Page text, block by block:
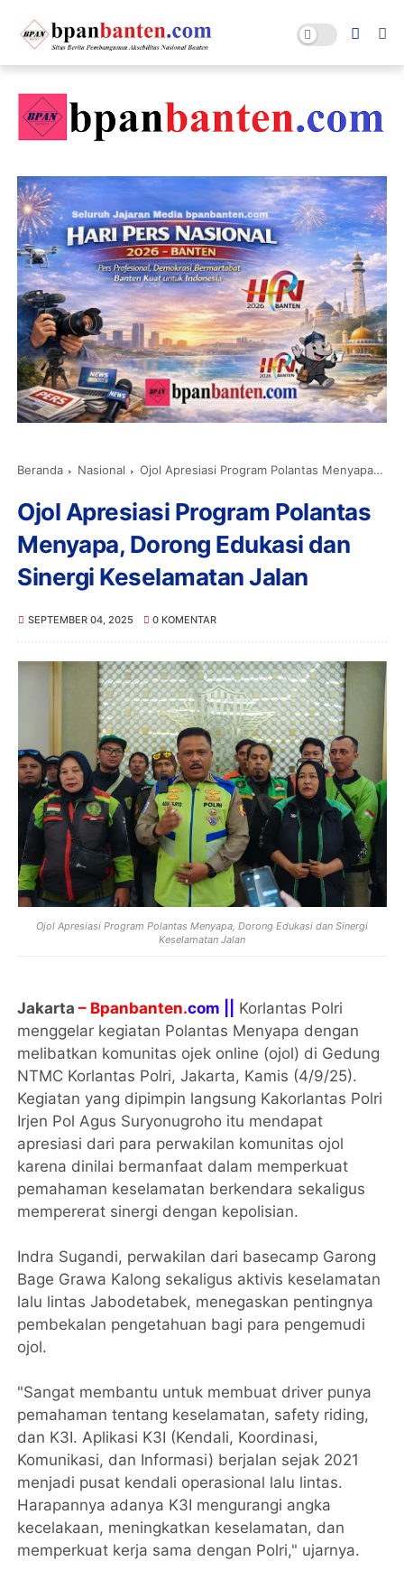
Beranda Nasional Ojol Apresiasi Program Polantas Menyapa, Dorong Edukasi dan Sinergi Keselamatan Jalan
Ojol Apresiasi Program Polantas
Menyapa, Dorong Edukasi dan
Sinergi Keselamatan Jalan
SEPTEMBER 04, 2025 0 KOMENTAR
Ojol Apresiasi Program Polantas Menyapa, Dorong Edukasi dan Sinergi
Keselamatan Jalan
Jakarta– Bpanbanten.com ||
Korlantas Polri
menggelar kegiatan Polantas Menyapa dengan
melibatkan komunitas ojek online (ojol) di Gedung
NTMC Korlantas Polri, Jakarta, Kamis (4/9/25).
Kegiatan yang dipimpin langsung Kakorlantas Polri
Irjen Pol Agus Suryonugroho itu mendapat
apresiasi dari para perwakilan komunitas ojol
karena dinilai bermanfaat dalam memperkuat
pemahaman keselamatan berkendara sekaligus
mempererat sinergi dengan kepolisian.
Indra Sugandi, perwakilan dari basecamp Garong
Bage Grawa Kalong sekaligus aktivis keselamatan
lalu lintas Jabodetabek, menegaskan pentingnya
pembekalan pengetahuan bagi para pengemudi
ojol.
"Sangat membantu untuk membuat driver punya
pemahaman tentang keselamatan, safety riding,
dan K3I. Aplikasi K3I (Kendali, Koordinasi,
Komunikasi, dan Informasi) berjalan sejak 2021
menjadi pusat kendali operasional lalu lintas.
Harapannya adanya K3I mengurangi angka
kecelakaan, meningkatkan keselamatan, dan
memperkuat kerja sama dengan Polri," ujarnya.